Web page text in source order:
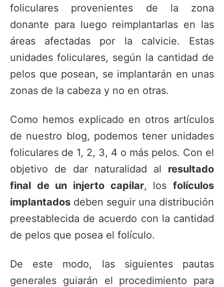
foliculares provenientes de la zona
donante para luego reimplantarlas en las
áreas afectadas por la calvicie. Estas
unidades foliculares, según la cantidad de
pelos que posean, se implantarán en unas
zonas de la cabeza y no en otras.
Como hemos explicado en otros artículos
de nuestro blog, podemos tener unidades
foliculares de 1, 2, 3, 4 o más pelos. Con el
objetivo de dar naturalidad al resultado
final de un injerto capilar, losfolículos
implantados deben seguir una distribución
preestablecida de acuerdo con la cantidad
de pelos que posea el folículo.
De este modo, las siguientes pautas
generales guiarán el procedimiento para